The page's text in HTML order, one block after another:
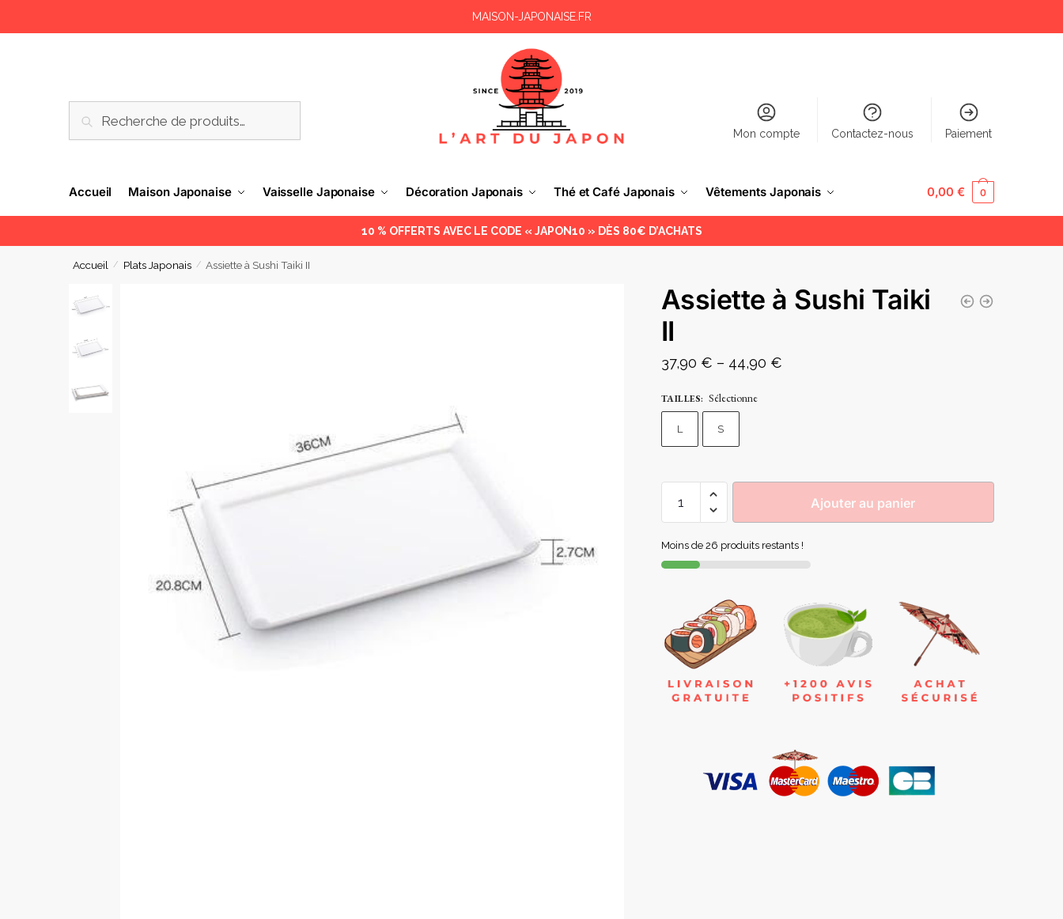
MAISON-JAPONAISE.FR
RECHERCHE
Mon compte Contactez-nous Paiement
Accueil Maison Japonaise Vaisselle Japonaise Décoration Japonais Thé et Café Japonais Vêtements Japonais 0,00€ 0
10 % OFFERTS AVEC LE CODE « JAPON10 » DÈS 80€ D’ACHATS
Accueil / Plats Japonais / Assiette à Sushi Taiki II
Assiette à Sushi Taiki
II
37,90 € – 44,90 €
TAILLES: Sélectionne
L S
Ajouter au panier
Moins de 26 produits restants !